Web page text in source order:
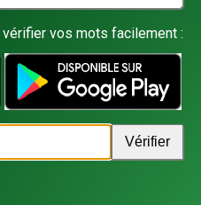
vos mots facilement :